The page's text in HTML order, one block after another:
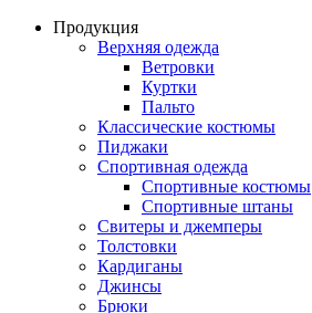
Продукция
Верхняя одежда
Ветровки
Куртки
Пальто
Классические костюмы
Пиджаки
Спортивная одежда
Спортивные костюмы
Спортивные штаны
Свитеры и джемперы
Толстовки
Кардиганы
Джинсы
Брюки